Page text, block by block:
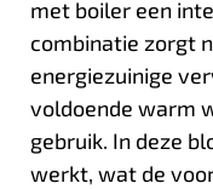
met boiler een
combinatie zorgt
energiezuinige
voldoende warm
gebruik. In deze
werkt, wat de